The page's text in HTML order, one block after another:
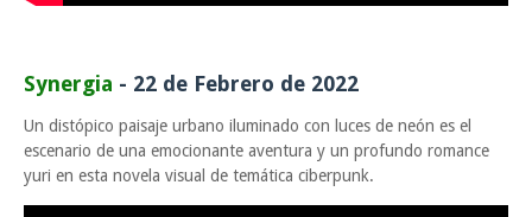
Synergia - 22 de Febrero de 2022
Un distópico paisaje urbano iluminado con luces de neón es el
escenario de una emocionante aventura y un profundo romance
yuri en esta novela visual de temática ciberpunk.